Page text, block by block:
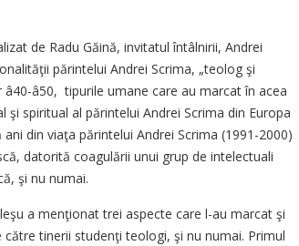
de Radu Găină, invitatul întâlnirii, Andrei
părintelui Andrei Scrima, „teolog şi
â50, tipurile umane care au marcat în acea
spiritual al părintelui Andrei Scrima din Europa
din viaţa părintelui Andrei Scrima (1991-2000)
datorită coagulării unui grup de intelectuali
şi nu numai.
a menţionat trei aspecte care l-au marcat şi
tinerii studenţi teologi, şi nu numai. Primul